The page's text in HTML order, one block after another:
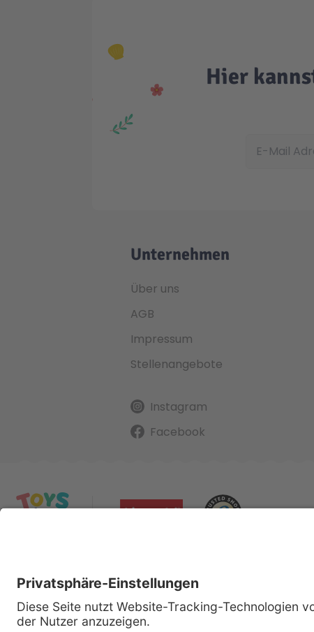
Hier
Unternehmen
Über uns
AGB
Impressum
Stellenangebote
Instagram
Facebook